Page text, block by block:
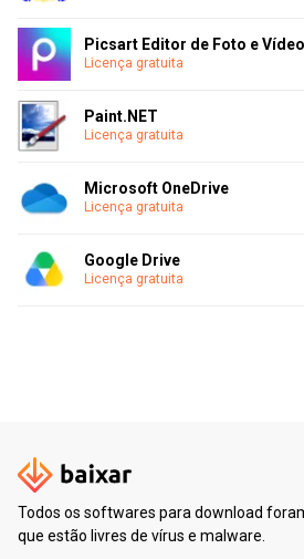
Picsart Editor de Foto e Vídeo
Licença gratuita
Paint.NET
Licença gratuita
Microsoft OneDrive
Licença gratuita
Google Drive
Licença gratuita
Todos os softwares para download
que estão livres de vírus e malware.